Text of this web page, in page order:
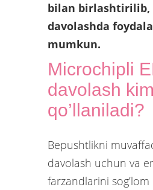
bilan birlashtirilib,
davolashda
mumkun.
Microchipli
davolash
qo’llaniladi?
Bepushtlikni
davolash uchun va
farzandlarini sog’lom